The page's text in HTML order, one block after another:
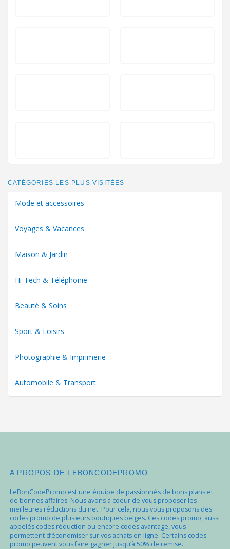
CATÉGORIES LES PLUS VISITÉES
Mode et accessoires
Voyages & Vacances
Maison & Jardin
Hi-Tech & Téléphonie
Beauté & Soins
Sport & Loisirs
Photographie & Imprimerie
Automobile & Transport
A PROPOS DE LEBONCODEPROMO
LeBonCodePromo est une équipe de passionnés de bons plans et
de bonnes affaires. Nous avons à coeur de vous proposer les
meilleures réductions du net. Pour cela, nous vous proposons des
codes promo de plusieurs boutiques belges. Ces codes promo, aussi
appelés codes réduction ou encore codes avantage, vous
permettent d’économiser sur vos achats en ligne. Certains codes
promo peuvent vous faire gagner jusqu’à 50% de remise.